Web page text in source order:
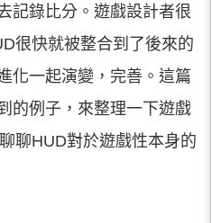
記錄比分。遊戲設計者很
很快就被整合到了後來的
化一起演變，完善。這篇
的例子，來整理一下遊戲
聊HUD對於遊戲性本身的